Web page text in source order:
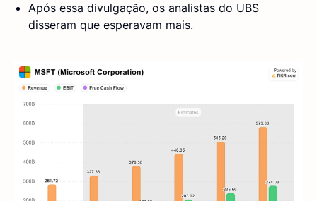
Após essa divulgação, os analistas do UBS
disseram que esperavam mais.